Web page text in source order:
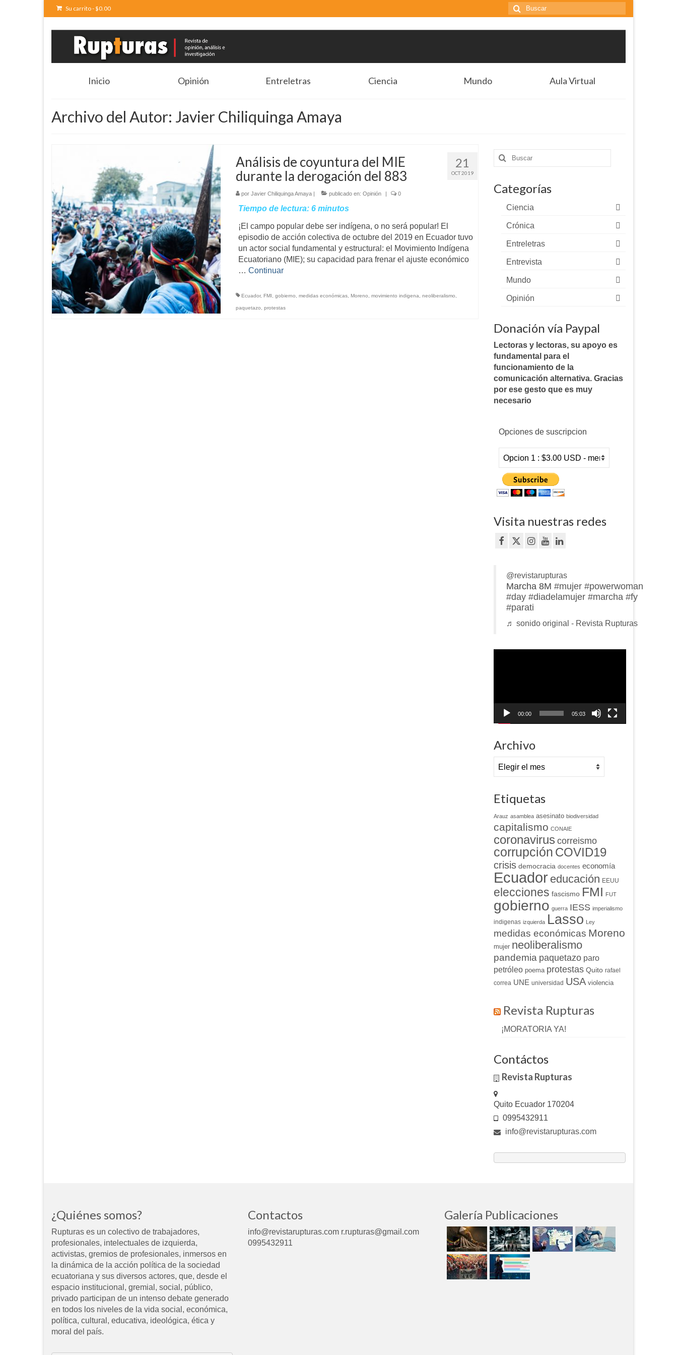
Su carrito-$0.00
Buscar
por:
Inicio Opinión Entreletras Ciencia Mundo Aula Virtual
Archivo del Autor: Javier Chiliquinga Amaya
21
OCT 2019
Análisis de coyuntura del MIE
durante la derogación del 883
por Javier Chiliquinga Amaya| publicado en: Opinión | 0
Tiempo de lectura: 6 minutos
¡El campo popular debe ser indígena, o no será popular! El
episodio de acción colectiva de octubre del 2019 en Ecuador tuvo
un actor social fundamental y estructural: el Movimiento Indígena
Ecuatoriano (MIE); su capacidad para frenar el ajuste económico
… Continuar
Ecuador, FMI gobierno medidas económicas, Moreno movimiento indigena neoliberalismo
paquetazo protestas
Buscar
por:
Categorías
Ciencia
Crónica
Entreletras
Entrevista
Mundo
Opinión
Donación vía Paypal
Lectoras y lectoras, su apoyo es
fundamental para el
funcionamiento de la
comunicación alternativa. Gracias
por ese gesto que es muy
necesario
Opciones de suscripcion
Visita nuestras redes
@revistarupturas
Marcha 8M #mujer #powerwoman
#day #diadelamujer #marcha #fy
#parati
♬ sonido original - Revista Rupturas
00:00 05:03
Archivo
Archivo
Etiquetas
Arauz asamblea asesinato biodiversidad
capitalismo CONAIE
coronavirus correismo
corrupción COVID19
crisis democracia docentes economía
Ecuador educación EEUU
elecciones fascismo FMI FUT
gobierno guerra IESS imperialismo
indigenas izquierda Lasso Ley
medidas económicas Moreno
mujer neoliberalismo
pandemia paquetazo paro
petróleo poema protestas Quito rafael
correa UNE universidad USA violencia
Revista Rupturas
¡MORATORIA YA!
Contáctos
Revista Rupturas
Quito Ecuador 170204
0995432911
info@revistarupturas.com
¿Quiénes somos?
Rupturas es un colectivo de trabajadores,
profesionales, intelectuales de izquierda,
activistas, gremios de profesionales, inmersos en
la dinámica de la acción política de la sociedad
ecuatoriana y sus diversos actores, que, desde el
espacio institucional, gremial, social, público,
privado participan de un intenso debate generado
en todos los niveles de la vida social, económica,
política, cultural, educativa, ideológica, ética y
moral del país.
Contactos
info@revistarupturas.com r.rupturas@gmail.com
0995432911
Galería Publicaciones